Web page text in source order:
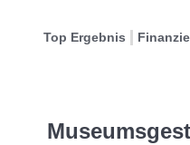
Top Ergebnis